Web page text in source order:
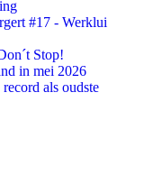
#17 - Werklui
Stop!
in mei 2026
als oudste